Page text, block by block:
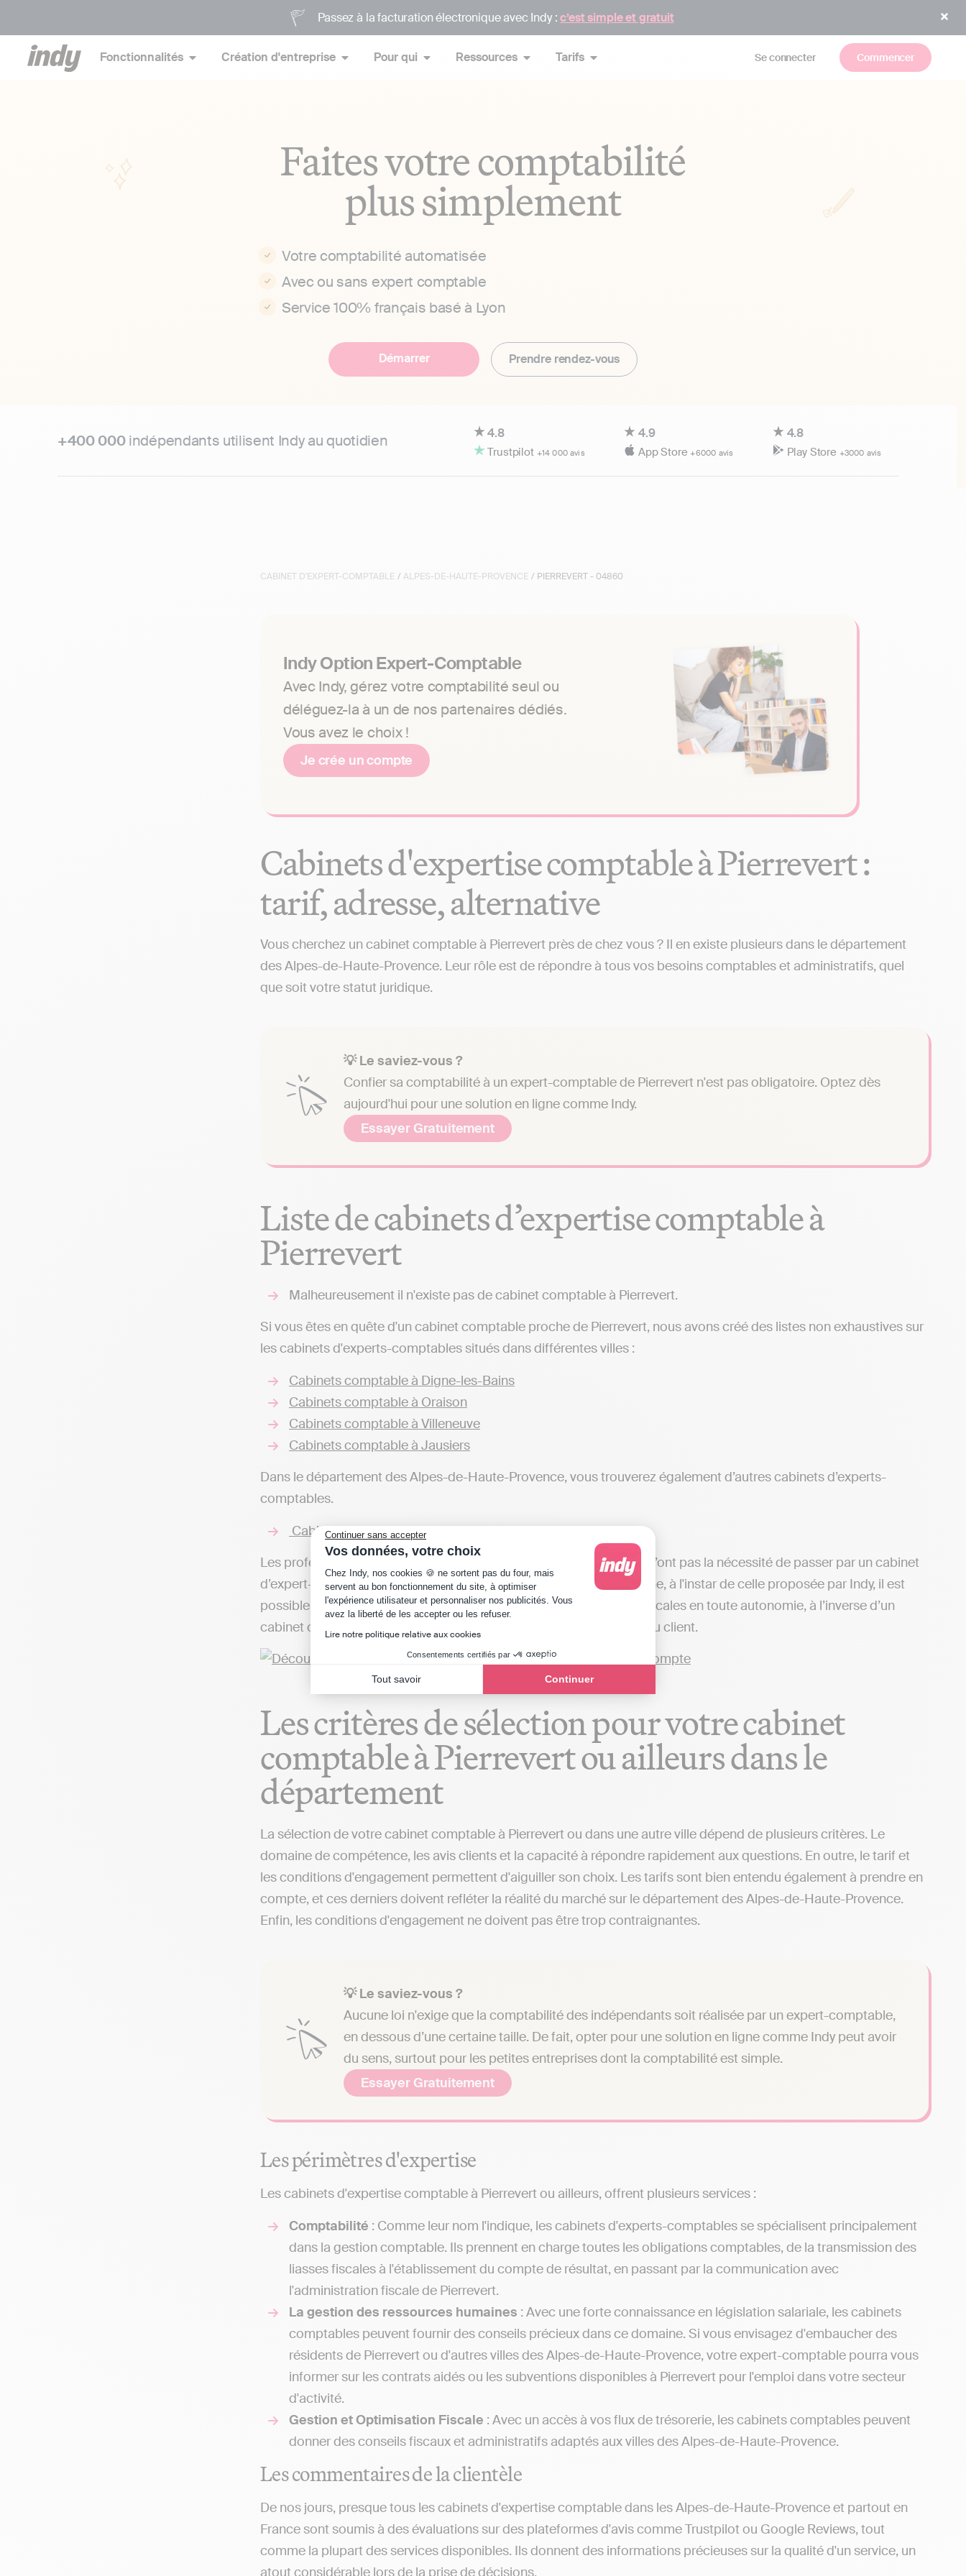
Continuer sans accepter
Vos données, votre choix
Plateforme de Gestion du Consentement : Personnalisez vos Options
Chez Indy, nos cookies 🍪 ne sortent pas du four, mais
servent au bon fonctionnement du site, à optimiser
l'expérience utilisateur et personnaliser nos publicités. Vous
avez la liberté de les accepter ou les refuser.
Lire notre politique relative aux cookies
Consentements certifiés par
Tout savoir Continuer
Axeptio consent
Passez à la facturation électronique avec Indy :c’est simple et gratuit
Fonctionnalités Création d'entreprise Pour qui Ressources Tarifs Se connecter Commencer
Faites votre comptabilité
plus simplement
Votre comptabilité automatisée
Avec ou sans expert comptable
Service 100% français basé à Lyon
Démarrer Prendre rendez-vous
+400 000indépendants utilisent Indy au quotidien 4.8
Trustpilot +14 000 avis
4.9
App Store+6000 avis
4.8
Play Store +3000 avis
CABINET D'EXPERT-COMPTABLE / ALPES-DE-HAUTE-PROVENCE / PIERREVERT - 04860
Indy Option Expert-Comptable
Avec Indy, gérez votre comptabilité seul ou
déléguez-la à un de nos partenaires dédiés.
Vous avez le choix !
Je crée un compte
Cabinets d'expertise comptable à Pierrevert :
tarif, adresse, alternative
Vous cherchez un cabinet comptable à Pierrevert près de chez vous ? Il en existe plusieurs dans le département
des Alpes-de-Haute-Provence. Leur rôle est de répondre à tous vos besoins comptables et administratifs, quel
que soit votre statut juridique.
💡 Le saviez-vous ?
Confier sa comptabilité à un expert-comptable de Pierrevert n'est pas obligatoire. Optez dès
aujourd'hui pour une solution en ligne comme Indy.
Essayer Gratuitement
Liste de cabinets d’expertise comptable à
Pierrevert
Malheureusement il n'existe pas de cabinet comptable à Pierrevert.
Si vous êtes en quête d'un cabinet comptable proche de Pierrevert, nous avons créé des listes non exhaustives sur
les cabinets d'experts-comptables situés dans différentes villes :
Cabinets comptable à Digne-les-Bains
Cabinets comptable à Oraison
Cabinets comptable à Villeneuve
Cabinets comptable à Jausiers
Dans le département des Alpes-de-Haute-Provence, vous trouverez également d’autres cabinets d’experts-
comptables.
Cabinets comptable dans les Alpes-de-Haute-Provence
Les professionnels préférant réaliser leur comptabilité eux-mêmes n’ont pas la nécessité de passer par un cabinet
d’expert-comptable implanté à Pierrevert. Avec des solutions en ligne, à l'instar de celle proposée par Indy, il est
possible de gérer sa comptabilité et transmettre ses déclarations fiscales en toute autonomie, à l’inverse d’un
cabinet comptable qui fera toutes ces démarches pour le compte du client.
Les critères de sélection pour votre cabinet
comptable à Pierrevert ou ailleurs dans le
département
La sélection de votre cabinet comptable à Pierrevert ou dans une autre ville dépend de plusieurs critères. Le
domaine de compétence, les avis clients et la capacité à répondre rapidement aux questions. En outre, le tarif et
les conditions d'engagement permettent d'aiguiller son choix. Les tarifs sont bien entendu également à prendre en
compte, et ces derniers doivent refléter la réalité du marché sur le département des Alpes-de-Haute-Provence.
Enfin, les conditions d'engagement ne doivent pas être trop contraignantes.
💡 Le saviez-vous ?
Aucune loi n'exige que la comptabilité des indépendants soit réalisée par un expert-comptable,
en dessous d’une certaine taille. De fait, opter pour une solution en ligne comme Indy peut avoir
du sens, surtout pour les petites entreprises dont la comptabilité est simple.
Essayer Gratuitement
Les périmètres d'expertise
Les cabinets d'expertise comptable à Pierrevert ou ailleurs, offrent plusieurs services :
Comptabilité : Comme leur nom l'indique, les cabinets d'experts-comptables se spécialisent principalement
dans la gestion comptable. Ils prennent en charge toutes les obligations comptables, de la transmission des
liasses fiscales à l'établissement du compte de résultat, en passant par la communication avec
l'administration fiscale de Pierrevert.
La gestion des ressources humaines : Avec une forte connaissance en législation salariale, les cabinets
comptables peuvent fournir des conseils précieux dans ce domaine. Si vous envisagez d'embaucher des
résidents de Pierrevert ou d'autres villes des Alpes-de-Haute-Provence, votre expert-comptable pourra vous
informer sur les contrats aidés ou les subventions disponibles à Pierrevert pour l'emploi dans votre secteur
d'activité.
Gestion et Optimisation Fiscale : Avec un accès à vos flux de trésorerie, les cabinets comptables peuvent
donner des conseils fiscaux et administratifs adaptés aux villes des Alpes-de-Haute-Provence.
Les commentaires de la clientèle
De nos jours, presque tous les cabinets d'expertise comptable dans les Alpes-de-Haute-Provence et partout en
France sont soumis à des évaluations sur des plateformes d'avis comme Trustpilot ou Google Reviews, tout
comme la plupart des services disponibles. Ils donnent des informations précieuses sur la qualité d'un service, un
atout considérable lors de la prise de décisions.